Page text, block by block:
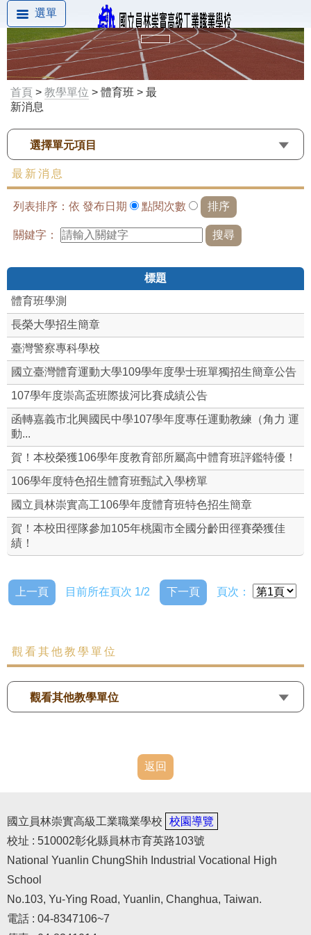
選單
首頁 > 教學單位 > 體育班 > 最
新消息
選擇單元項目
最新消息
列表排序：依 發布日期 點閱次數
關鍵字：
標題
體育班學測
長榮大學招生簡章
臺灣警察專科學校
國立臺灣體育運動大學109學年度學士班單獨招生簡章公告
107學年度崇高盃班際拔河比賽成績公告
函轉嘉義市北興國民中學107學年度專任運動教練（角力 運
動...
賀！本校榮獲106學年度教育部所屬高中體育班評鑑特優！
106學年度特色招生體育班甄試入學榜單
國立員林崇實高工106學年度體育班特色招生簡章
賀！本校田徑隊參加105年桃園市全國分齡田徑賽榮獲佳
績！
上一頁 目前所在頁次 1/2 下一頁 頁次：
觀看其他教學單位
觀看其他教學單位
返回
國立員林崇實高級工業職業學校
校園導覽
校址 : 510002彰化縣員林市育英路103號
National Yuanlin ChungShih Industrial Vocational High
School
No.103, Yu-Ying Road, Yuanlin, Changhua, Taiwan.
電話 : 04-8347106~7